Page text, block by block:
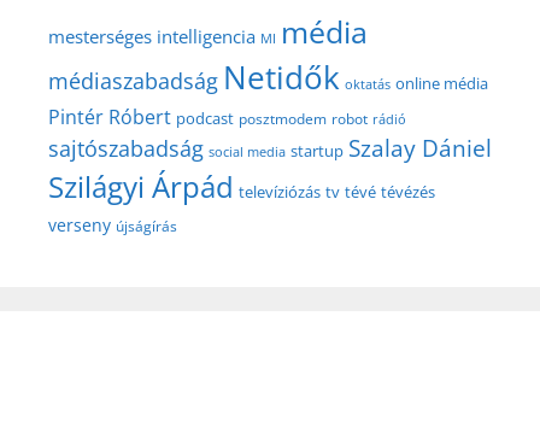
mesterséges intelligencia MI média
médiaszabadság Netidők oktatás online média
Pintér Róbert podcast posztmodem robot rádió
sajtószabadság social media startup Szalay Dániel
Szilágyi Árpád televíziózás tv tévé tévézés
verseny újságírás